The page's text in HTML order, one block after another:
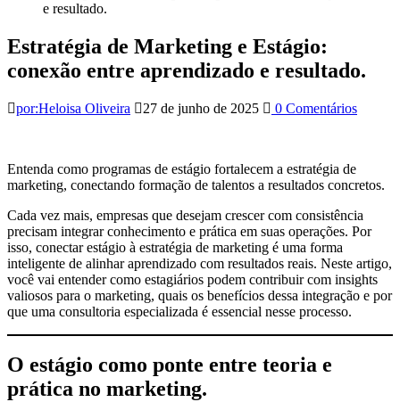
e resultado.
Estratégia de Marketing e Estágio:
conexão entre aprendizado e resultado.
por:Heloisa Oliveira 27 de junho de 2025 0 Comentários
Entenda como programas de estágio fortalecem a estratégia de
marketing, conectando formação de talentos a resultados concretos.
Cada vez mais, empresas que desejam crescer com consistência
precisam integrar conhecimento e prática em suas operações. Por
isso, conectar estágio à estratégia de marketing é uma forma
inteligente de alinhar aprendizado com resultados reais. Neste artigo,
você vai entender como estagiários podem contribuir com insights
valiosos para o marketing, quais os benefícios dessa integração e por
que uma consultoria especializada é essencial nesse processo.
O estágio como ponte entre teoria e
prática no marketing.